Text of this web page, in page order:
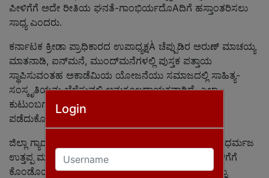
Login
Username
ಪೀಳಿಗೆಗೆ ಅದೇ ರೀತಿಯ ಘನತೆ-ಗಾಂಭಿರ್ಯದೊAದಿಗೆ ಹಸ್ತಾಂತರಿಸಲು
ಸಾಧ್ಯ ಎಂದರು.
ಕರ್ನಾಟಕ ಕ್ರೀಡಾ ಪ್ರಾಧಿಕಾರದ ಉಪಾಧ್ಯಕ್ಷÀ ಚೆಪ್ಪುಡಿರ ಅರುಣ್ ಮಾಚಯ್ಯ
ಮಾತನಾಡಿ, ಐನ್‌ಮನೆ, ಮುಂದ್‌ಮನೆಗಳಲ್ಲಿ ಪುಸ್ತಕ ಪತ್ತಾಯ
ಸ್ಥಾಪಿಸುವಂತಹ ಅಕಾಡೆಮಿಯ ಯೋಜನೆಯು ಸಮಾಜದಲ್ಲಿ ಸಾಹಿತ್ಯ-
ಸಂಸ್ಕೃತಿಯನ್ನು ಬೆಳೆಸುವಲ್ಲಿ ಅನುಕೂಲದಾಯಕವಾಗಿದೆ. ಎಲ್ಲಾ
ಕುಟುಂಬಗಳು ಇಂತಹ ಯೋಜನೆಯ ಪ್ರಯೋಜನ
ಪಡೆದುಕೊಳ್ಳುವಂತಾಗಲಿ ಎಂದರು.
ಜಿಲ್ಲಾ ಗ್ಯಾರಂಟಿ ಯೋಜನೆಗಳ ಅನುಷ್ಠಾನ ಸಮಿತಿ ಅಧ್ಯಕ್ಷ ತೀತಿರ ಧರ್ಮಜ
ಉತ್ತಪ್ಪ ಮಾತನಾಡಿ, ಕೊಡಗಿನ ಪರಂಪರೆಯನ್ನು ಮುಂದಿನ ಪೀಳಿಗೆಗೆ
ಕೊಂಡೊಯ್ಯುವಲ್ಲಿ ಹಾಗೂ ಸಾಮಾಜಿಕ-ಸಾಂಸ್ಕೃತಿಕ ಬದ್ಧತೆಯನ್ನು